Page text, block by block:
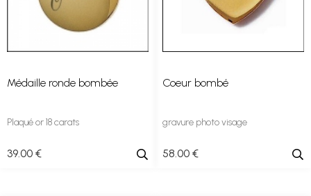
Médaille ronde bombée
Plaqué or 18 carats
39.00 €
Coeur bombé
gravure photo visage
58.00 €